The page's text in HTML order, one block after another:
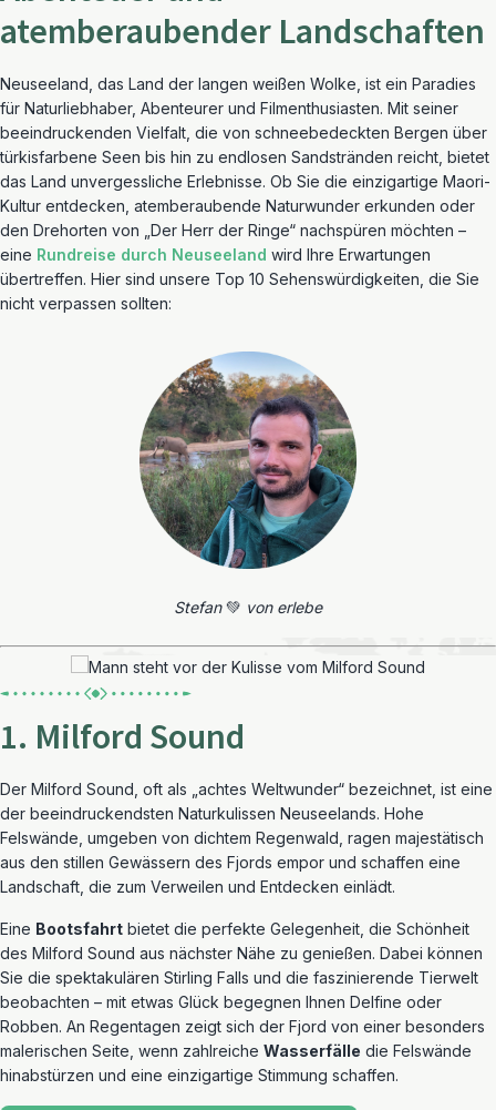
atemberaubender Landschaften
Neuseeland, das Land der langen weißen Wolke, ist ein Paradies
für Naturliebhaber, Abenteurer und Filmenthusiasten. Mit seiner
beeindruckenden Vielfalt, die von schneebedeckten Bergen über
türkisfarbene Seen bis hin zu endlosen Sandstränden reicht, bietet
das Land unvergessliche Erlebnisse. Ob Sie die einzigartige Maori-
Kultur entdecken, atemberaubende Naturwunder erkunden oder
den Drehorten von „Der Herr der Ringe“ nachspüren möchten –
eine Rundreise durch Neuseeland wird Ihre Erwartungen
übertreffen. Hier sind unsere Top 10 Sehenswürdigkeiten, die Sie
nicht verpassen sollten:
Stefan💚 von erlebe
1. Milford Sound
Der Milford Sound, oft als „achtes Weltwunder“ bezeichnet, ist eine
der beeindruckendsten Naturkulissen Neuseelands. Hohe
Felswände, umgeben von dichtem Regenwald, ragen majestätisch
aus den stillen Gewässern des Fjords empor und schaffen eine
Landschaft, die zum Verweilen und Entdecken einlädt.
Eine Bootsfahrt bietet die perfekte Gelegenheit, die Schönheit
des Milford Sound aus nächster Nähe zu genießen. Dabei können
Sie die spektakulären Stirling Falls und die faszinierende Tierwelt
beobachten – mit etwas Glück begegnen Ihnen Delfine oder
Robben. An Regentagen zeigt sich der Fjord von einer besonders
malerischen Seite, wenn zahlreiche Wasserfälle die Felswände
hinabstürzen und eine einzigartige Stimmung schaffen.